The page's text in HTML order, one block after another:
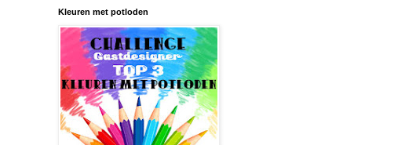
Kleuren met potloden